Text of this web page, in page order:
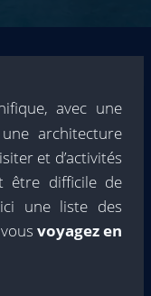
avec une
architecture
et d’activités
être difficile de
une liste des
voyagez en